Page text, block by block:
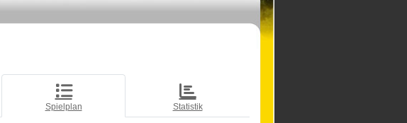
Spielplan Statistik